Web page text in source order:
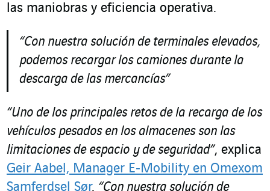
las maniobras y eficiencia operativa.
“Con nuestra solución de terminales elevados,
podemos recargar los camiones durante la
descarga de las mercancías”
“Uno de los principales retos de la recarga de los
vehículos pesados en los almacenes son las
limitaciones de espacio y de seguridad”, explica
Geir Aabel, Manager E‑Mobility en Omexom
Samferdsel Sør. “Con nuestra solución de